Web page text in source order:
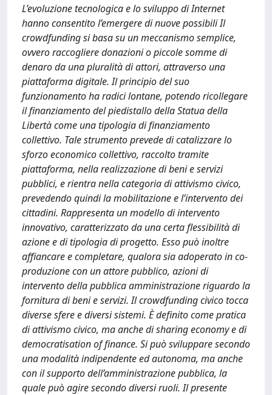
L’evoluzione tecnologica e lo sviluppo di Internet
hanno consentito l’emergere di nuove possibili Il
crowdfunding si basa su un meccanismo semplice,
ovvero raccogliere donazioni o piccole somme di
denaro da una pluralità di attori, attraverso una
piattaforma digitale. Il principio del suo
funzionamento ha radici lontane, potendo ricollegare
il finanziamento del piedistallo della Statua della
Libertà come una tipologia di finanziamento
collettivo. Tale strumento prevede di catalizzare lo
sforzo economico collettivo, raccolto tramite
piattaforma, nella realizzazione di beni e servizi
pubblici, e rientra nella categoria di attivismo civico,
prevedendo quindi la mobilitazione e l’intervento dei
cittadini. Rappresenta un modello di intervento
innovativo, caratterizzato da una certa flessibilità di
azione e di tipologia di progetto. Esso può inoltre
affiancare e completare, qualora sia adoperato in co-
produzione con un attore pubblico, azioni di
intervento della pubblica amministrazione riguardo la
fornitura di beni e servizi. Il crowdfunding civico tocca
diverse sfere e diversi sistemi. È definito come pratica
di attivismo civico, ma anche di sharing economy e di
democratisation of finance. Si può sviluppare secondo
una modalità indipendente ed autonoma, ma anche
con il supporto dell’amministrazione pubblica, la
quale può agire secondo diversi ruoli. Il presente